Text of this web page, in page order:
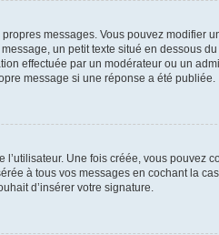
messages. Vous pouvez modifier
un petit texte situé en dessous
effectuée par un modérateur ou un
message si une réponse a été publiée.
Une fois créée, vous pouvez
à tous vos messages en cochant la
d’insérer votre signature.